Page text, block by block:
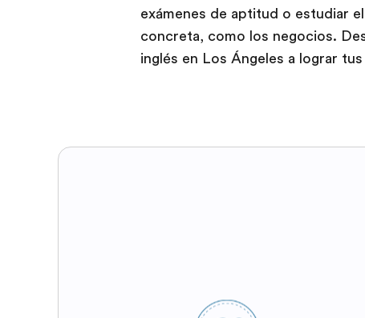
exámenes de aptitud o estudiar
concreta, como los negocios.
inglés en Los Ángeles a lograr